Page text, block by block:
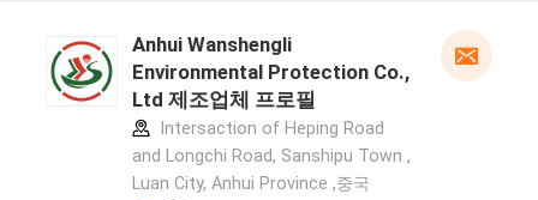
Anhui Wanshengli
Environmental Protection Co.,
Ltd 제조업체 프로필
Intersaction of Heping Road
and Longchi Road, Sanshipu Town ,
Luan City, Anhui Province ,중국